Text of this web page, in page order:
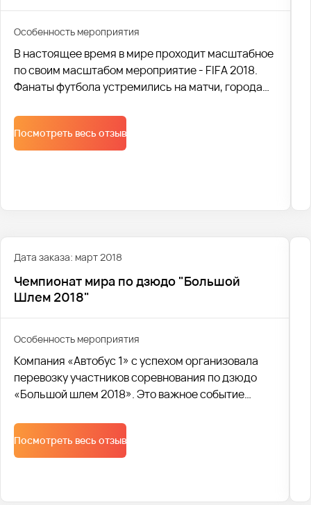
Особенность мероприятия
В настоящее время в мире проходит масштабное
по своим масштабом мероприятие - FIFA 2018.
Фанаты футбола устремились на матчи, города
событием необходима качественная перевозка и
наличие комфортабельного сервиса.
Посмотреть весь отзыв
Дата заказа: март 2018
Чемпионат мира по дзюдо "Большой
Шлем 2018"
Особенность мероприятия
Компания «Автобус 1» с успехом организовала
перевозку участников соревнования по дзюдо
«Большой шлем 2018». Это важное событие
и наша команда обеспечила им комфортный и
безопасный трансфер.
Посмотреть весь отзыв